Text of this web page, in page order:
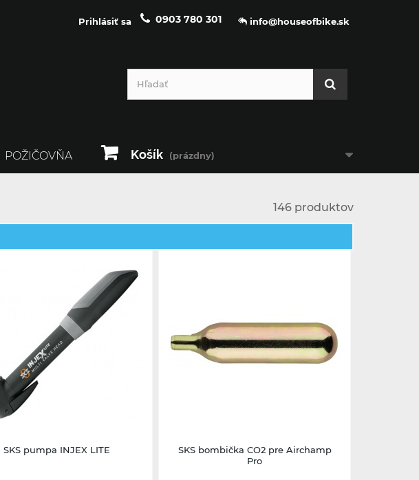
info@houseofbike.sk
0903 780 301
Prihlásiť sa
Košík (prázdny)
POŽIČOVŇA
146 produktov
SKS pumpa INJEX LITE
SKS bombička CO2 pre Airchamp
Pro